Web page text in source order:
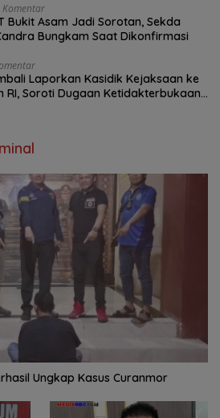
Komentar
Bukit Asam Jadi Sorotan, Sekda
Bungkam Saat Dikonfirmasi
Laporkan Kasidik Kejaksaan ke
RI, Soroti Dugaan Ketidakterbukaan
Ungkap Kasus Curanmor